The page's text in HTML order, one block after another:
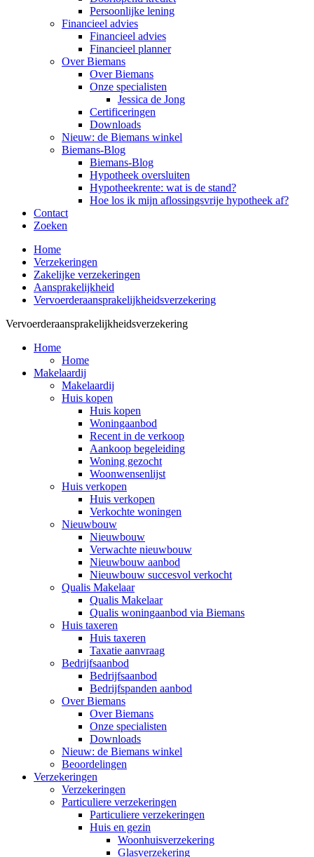
Persoonlijke lening
Financieel advies
Financieel advies
Financieel planner
Over Biemans
Over Biemans
Onze specialisten
Jessica de Jong
Certificeringen
Downloads
Nieuw: de Biemans winkel
Biemans-Blog
Biemans-Blog
Hypotheek oversluiten
Hypotheekrente: wat is de stand?
Hoe los ik mijn aflossingsvrije hypotheek af?
Contact
Zoeken
Home
Verzekeringen
Zakelijke verzekeringen
Aansprakelijkheid
Vervoerderaansprakelijkheidsverzekering
Vervoerderaansprakelijkheidsverzekering
Home
Home
Makelaardij
Makelaardij
Huis kopen
Huis kopen
Woningaanbod
Recent in de verkoop
Aankoop begeleiding
Woning gezocht
Woonwensenlijst
Huis verkopen
Huis verkopen
Verkochte woningen
Nieuwbouw
Nieuwbouw
Verwachte nieuwbouw
Nieuwbouw aanbod
Nieuwbouw succesvol verkocht
Qualis Makelaar
Qualis Makelaar
Qualis woningaanbod via Biemans
Huis taxeren
Huis taxeren
Taxatie aanvraag
Bedrijfsaanbod
Bedrijfsaanbod
Bedrijfspanden aanbod
Over Biemans
Over Biemans
Onze specialisten
Downloads
Nieuw: de Biemans winkel
Beoordelingen
Verzekeringen
Verzekeringen
Particuliere verzekeringen
Particuliere verzekeringen
Huis en gezin
Woonhuisverzekering
Glasverzekering